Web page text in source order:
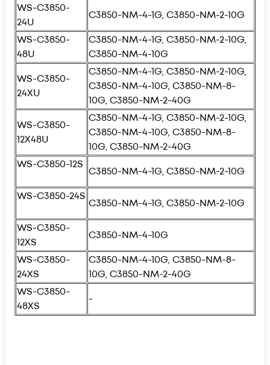
WS-C3850-
24U
C3850-NM-4-1G, C3850-NM-2-10G
WS-C3850-
48U
C3850-NM-4-1G, C3850-NM-2-10G,
C3850-NM-4-10G
WS-C3850-
24XU
C3850-NM-4-1G, C3850-NM-2-10G,
C3850-NM-4-10G, C3850-NM-8-
10G, C3850-NM-2-40G
WS-C3850-
12X48U
C3850-NM-4-1G, C3850-NM-2-10G,
C3850-NM-4-10G, C3850-NM-8-
10G, C3850-NM-2-40G
WS-C3850-12S
C3850-NM-4-1G, C3850-NM-2-10G
WS-C3850-24S
C3850-NM-4-1G, C3850-NM-2-10G
WS-C3850-
12XS
C3850-NM-4-10G
WS-C3850-
24XS
C3850-NM-4-10G, C3850-NM-8-
10G, C3850-NM-2-40G
WS-C3850-
48XS
-